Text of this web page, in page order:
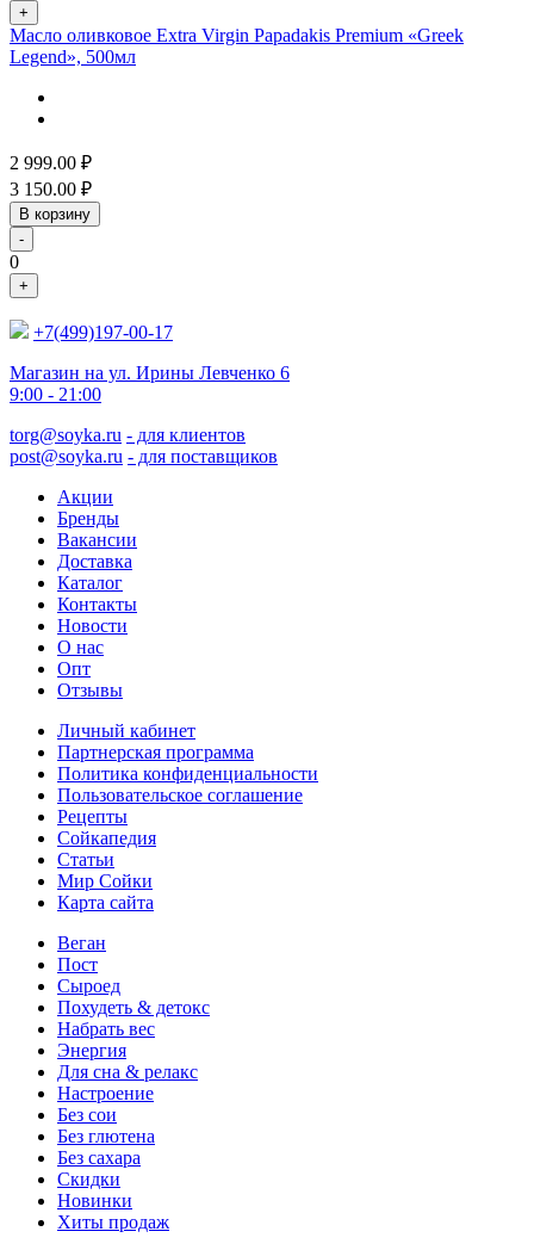
+
Масло оливковое Extra Virgin Papadakis Premium «Greek
Legend», 500мл
2 999.00 ₽
3 150.00 ₽
В корзину
-
0
+
+7(499)197-00-17
Магазин на ул. Ирины Левченко 6
9:00 - 21:00
torg@soyka.ru - для клиентов
post@soyka.ru - для поставщиков
Акции
Бренды
Вакансии
Доставка
Каталог
Контакты
Новости
О нас
Опт
Отзывы
Личный кабинет
Партнерская программа
Политика конфиденциальности
Пользовательское соглашение
Рецепты
Сойкапедия
Статьи
Мир Сойки
Карта сайта
Веган
Пост
Сыроед
Похудеть & детокс
Набрать вес
Энергия
Для сна & релакс
Настроение
Без сои
Без глютена
Без сахара
Скидки
Новинки
Хиты продаж